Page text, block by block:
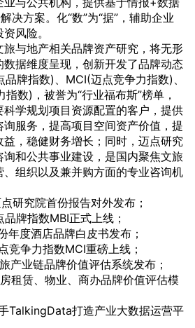
决方案。化“数”为“据”，辅助企业
风险。
与地产相关品牌资产研究，将无形
据维度呈现，创新开发了品牌动态
牌指数)、MCI(迈点竞争力指数)、
数)，被誉为“行业福布斯”榜单，
学规划项目资源配置的客户，提供
服务，提高项目空间资产价值，提
，稳健财务增长；同时，迈点研究
和公共事业建设，是国内聚焦文旅
组织以及兼并购方面的专业咨询机
研究院首份报告对外发布；
牌指数MBI正式上线；
年度酒店品牌白皮书发布；
竞争力指数MCI重磅上线；
产业链品牌价值评估系统发布；
租赁、物业、商办品牌价值评估模
TalkingData打造产业大数据运营平